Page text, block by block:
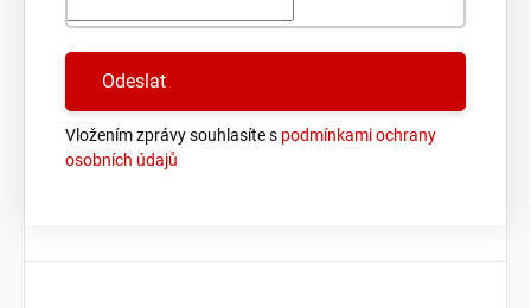
Vložením zprávy souhlasíte s podmínkami ochrany
osobních údajů